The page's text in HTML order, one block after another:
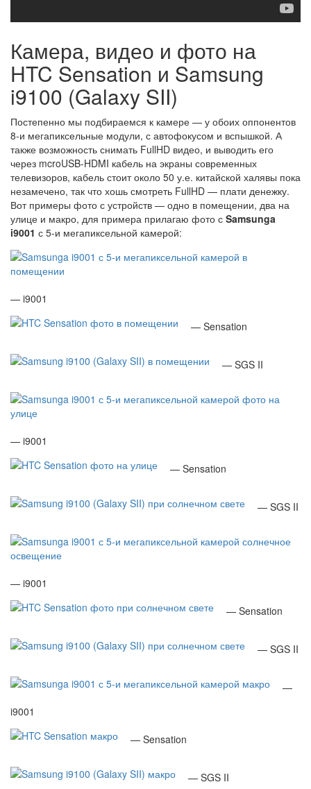
Камера, видео и фото на
HTC Sensation и Samsung
i9100 (Galaxy SII)
Постепенно мы подбираемся к камере — у обоих оппонентов
8-и мегапиксельные модули, с автофокусом и вспышкой. А
также возможность снимать FullHD видео, и выводить его
через mcroUSB-HDMI кабель на экраны современных
телевизоров, кабель стоит около 50 у.е. китайской халявы пока
незамечено, так что хошь смотреть FullHD — плати денежку.
Вот примеры фото с устройств — одно в помещении, два на
улице и макро, для примера прилагаю фото с Samsunga
i9001 с 5-и мегапиксельной камерой:
— i9001
— Sensation
— SGS II
— i9001
— Sensation
— SGS II
— i9001
— Sensation
— SGS II
—
i9001
— Sensation
— SGS II